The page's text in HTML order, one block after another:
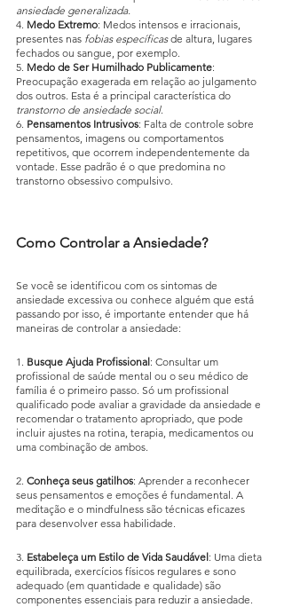
ansiedade generalizada.
4. Medo Extremo: Medos intensos e irracionais,
presentes nas fobias específicas de altura, lugares
fechados ou sangue, por exemplo.
5. Medo de Ser Humilhado Publicamente:
Preocupação exagerada em relação ao julgamento
dos outros. Esta é a principal característica do
transtorno de ansiedade social.
6. Pensamentos Intrusivos: Falta de controle sobre
pensamentos, imagens ou comportamentos
repetitivos, que ocorrem independentemente da
vontade. Esse padrão é o que predomina no
transtorno obsessivo compulsivo.
Como Controlar a Ansiedade?
Se você se identificou com os sintomas de
ansiedade excessiva ou conhece alguém que está
passando por isso, é importante entender que há
maneiras de controlar a ansiedade:
1. Busque Ajuda Profissional: Consultar um
profissional de saúde mental ou o seu médico de
família é o primeiro passo. Só um profissional
qualificado pode avaliar a gravidade da ansiedade e
recomendar o tratamento apropriado, que pode
incluir ajustes na rotina, terapia, medicamentos ou
uma combinação de ambos.
2. Conheça seus gatilhos: Aprender a reconhecer
seus pensamentos e emoções é fundamental. A
meditação e o mindfulness são técnicas eficazes
para desenvolver essa habilidade.
3. Estabeleça um Estilo de Vida Saudável: Uma dieta
equilibrada, exercícios físicos regulares e sono
adequado (em quantidade e qualidade) são
componentes essenciais para reduzir a ansiedade.